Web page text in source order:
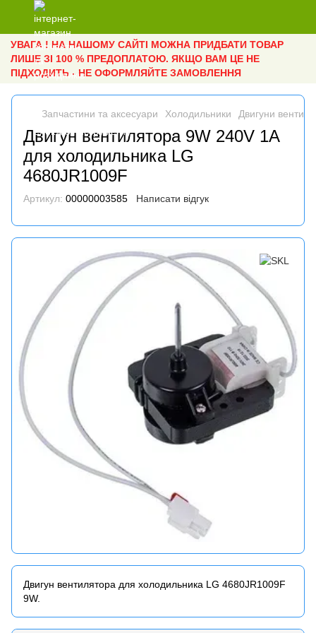
УВАГА ! НА НАШОМУ САЙТІ МОЖНА ПРИДБАТИ ТОВАР
ЛИШЕ ЗІ 100 % ПРЕДОПЛАТОЮ. ЯКЩО ВАМ ЦЕ НЕ
ПІДХОДИТЬ - НЕ ОФОРМЛЯЙТЕ ЗАМОВЛЕННЯ
Запчастини та аксесуари Холодильники Двигуни
Двигун вентилятора 9W 240V 1A
для холодильника LG
4680JR1009F
Артикул: 00000003585 Написати відгук
Двигун вентилятора для холодильника LG 4680JR1009F
9W.